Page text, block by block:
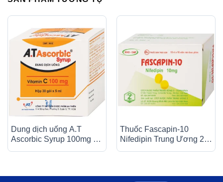
Dung dịch uống A.T
Ascorbic Syrup 100mg bổ
Thuốc Fascapin-10
Nifedipin Trung Ương 2